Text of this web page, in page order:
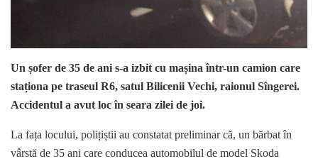
Un șofer de 35 de ani s-a izbit cu mașina într-un camion care
staționa pe traseul R6, satul Bilicenii Vechi, raionul Sîngerei.
Accidentul a avut loc în seara zilei de joi.
La fața locului, polițiștii au constatat preliminar că, un bărbat în
vârstă de 35 ani care conducea automobilul de model Skoda